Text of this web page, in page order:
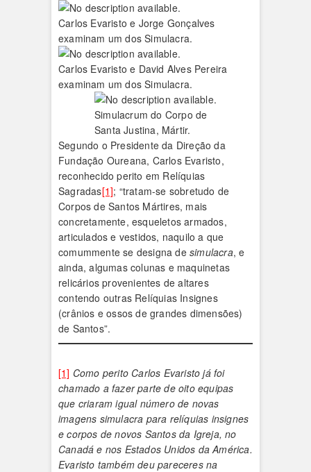
Carlos Evaristo e Jorge Gonçalves
examinam um dos Simulacra.
Carlos Evaristo e David Alves Pereira
examinam um dos Simulacra.
Simulacrum do Corpo de
Santa Justina, Mártir.
Segundo o Presidente da Direção da
Fundação Oureana, Carlos Evaristo,
reconhecido perito em Relíquias
Sagradas[1]; “tratam-se sobretudo de
Corpos de Santos Mártires, mais
concretamente, esqueletos armados,
articulados e vestidos, naquilo a que
comummente se designa de simulacra, e
ainda, algumas colunas e maquinetas
relicários provenientes de altares
contendo outras Relíquias Insignes
(crânios e ossos de grandes dimensões)
de Santos”.
[1] Como perito Carlos Evaristo já foi
chamado a fazer parte de oito equipas
que criaram igual número de novas
imagens simulacra para relíquias insignes
e corpos de novos Santos da Igreja, no
Canadá e nos Estados Unidos da América.
Evaristo também deu pareceres na